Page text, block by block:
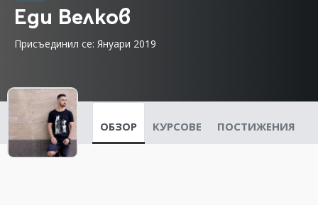
Еди Велков
Присъединил се: Януари 2019
ОБЗОР КУРСОВЕ ПОСТИЖЕНИЯ